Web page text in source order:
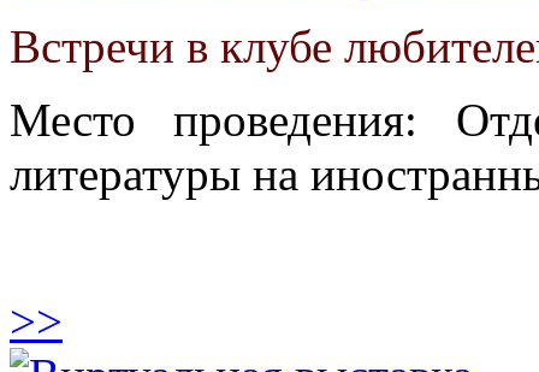
Встречи в клубе
Место проведения:
литературы на
>>